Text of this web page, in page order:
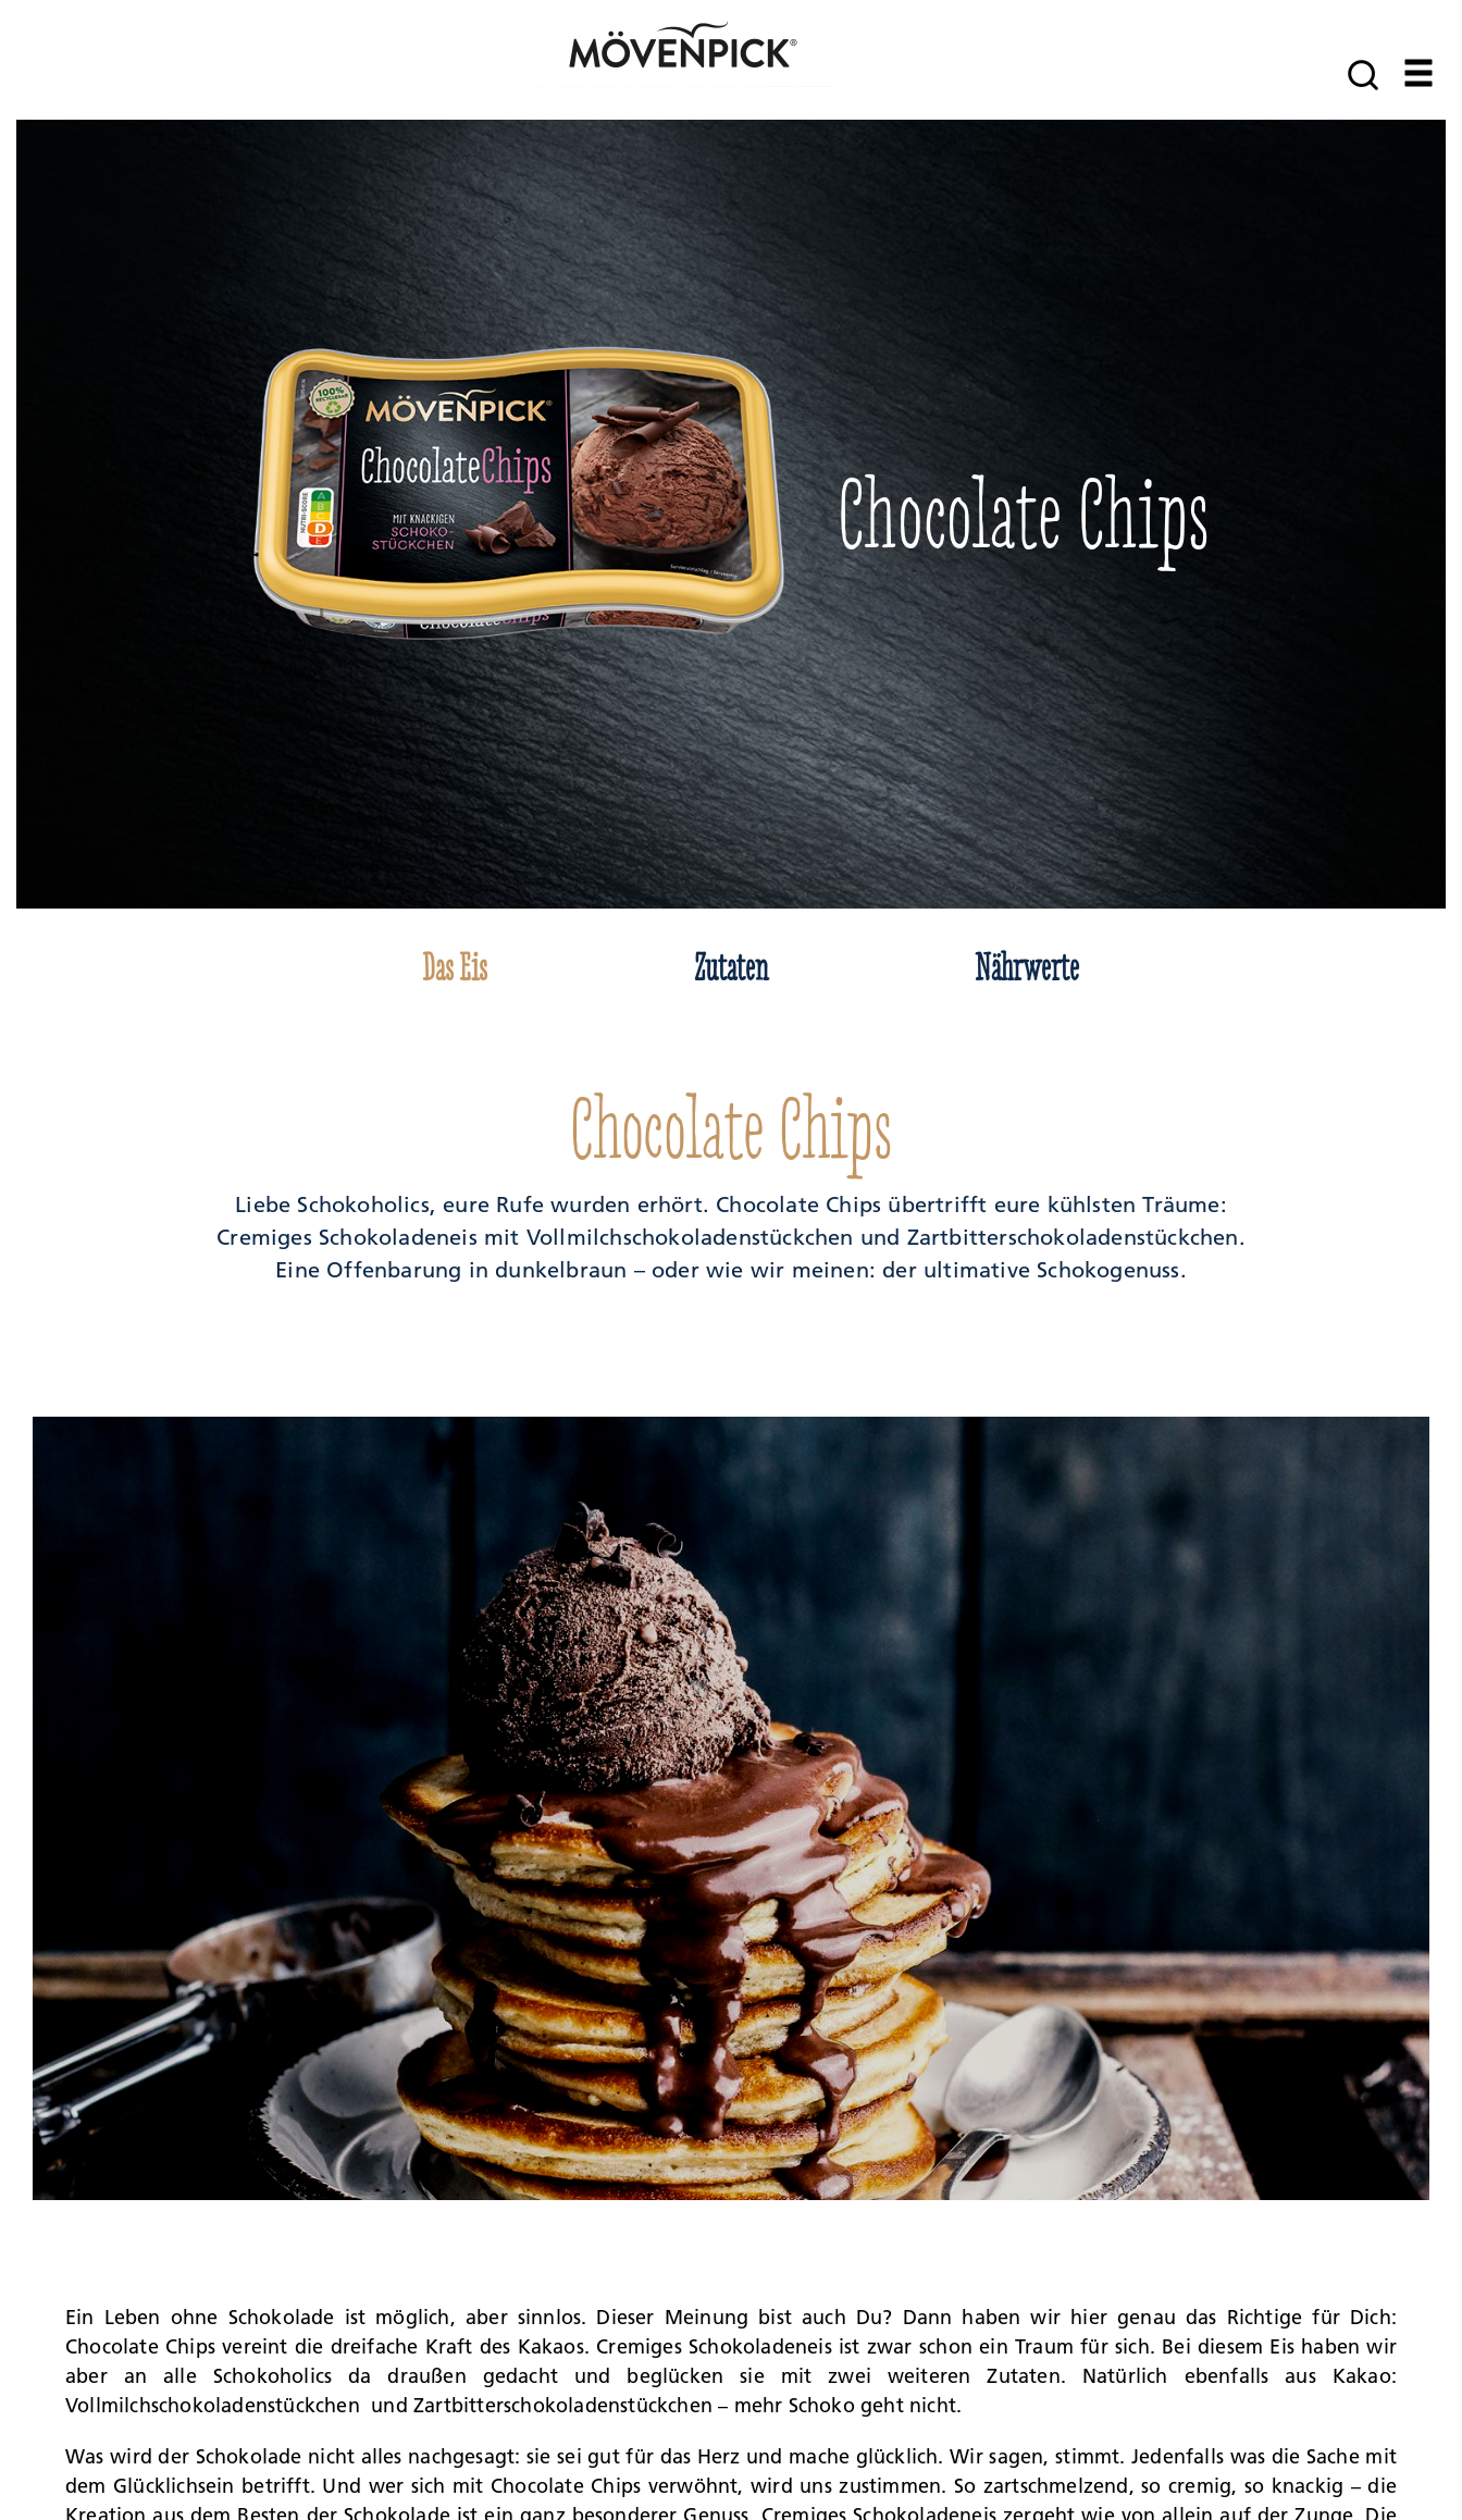
Chocolate Chips
Das Eis Zutaten Nährwerte
Chocolate Chips
Liebe Schokoholics, eure Rufe wurden erhört. Chocolate Chips übertrifft eure kühlsten Träume:
Cremiges Schokoladeneis mit Vollmilchschokoladenstückchen und Zartbitterschokoladenstückchen.
Eine Offenbarung in dunkelbraun – oder wie wir meinen: der ultimative Schokogenuss.
Ein Leben ohne Schokolade ist möglich, aber sinnlos. Dieser Meinung bist auch Du? Dann haben wir hier genau das Richtige für Dich:
Chocolate Chips vereint die dreifache Kraft des Kakaos. Cremiges Schokoladeneis ist zwar schon ein Traum für sich. Bei diesem Eis haben wir
aber an alle Schokoholics da draußen gedacht und beglücken sie mit zwei weiteren Zutaten. Natürlich ebenfalls aus Kakao:
Vollmilchschokoladenstückchen und Zartbitterschokoladenstückchen – mehr Schoko geht nicht.
Was wird der Schokolade nicht alles nachgesagt: sie sei gut für das Herz und mache glücklich. Wir sagen, stimmt. Jedenfalls was die Sache mit
dem Glücklichsein betrifft. Und wer sich mit Chocolate Chips verwöhnt, wird uns zustimmen. So zartschmelzend, so cremig, so knackig – die